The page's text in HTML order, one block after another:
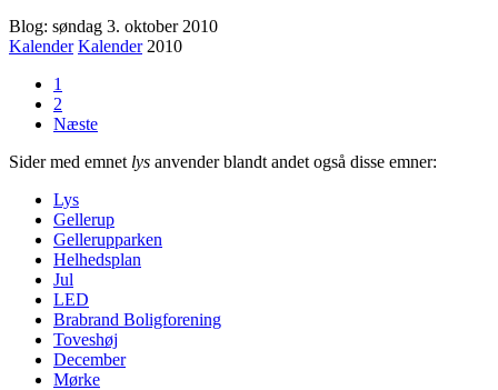
Blog: søndag 3. oktober 2010
Kalender Kalender2010
1
2
Næste
Sider med emnet lys anvender blandt andet også disse emner:
Lys
Gellerup
Gellerup­parken
Helheds­plan
Jul
LED
Brabrand Bolig­forening
Toveshøj
December
Mørke